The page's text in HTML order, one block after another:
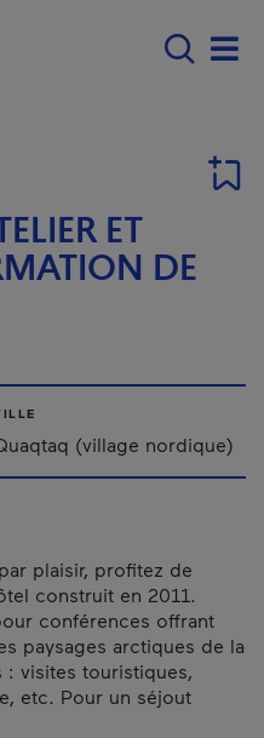
navigation -
ET
DE
(village nordique)
plaisir, profitez de
construit en 2011.
conférences offrant
paysages arctiques de la
: visites touristiques,
etc. Pour un séjout